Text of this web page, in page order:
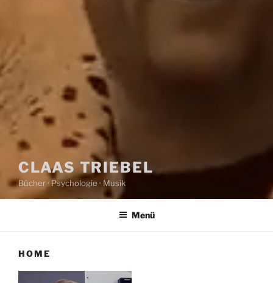
CLAAS TRIEBEL
Bücher · Psychologie · Musik
Menü
HOME